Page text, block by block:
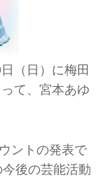
（日）に梅田
て、宮本あゆ
ントの発表で
後の芸能活動